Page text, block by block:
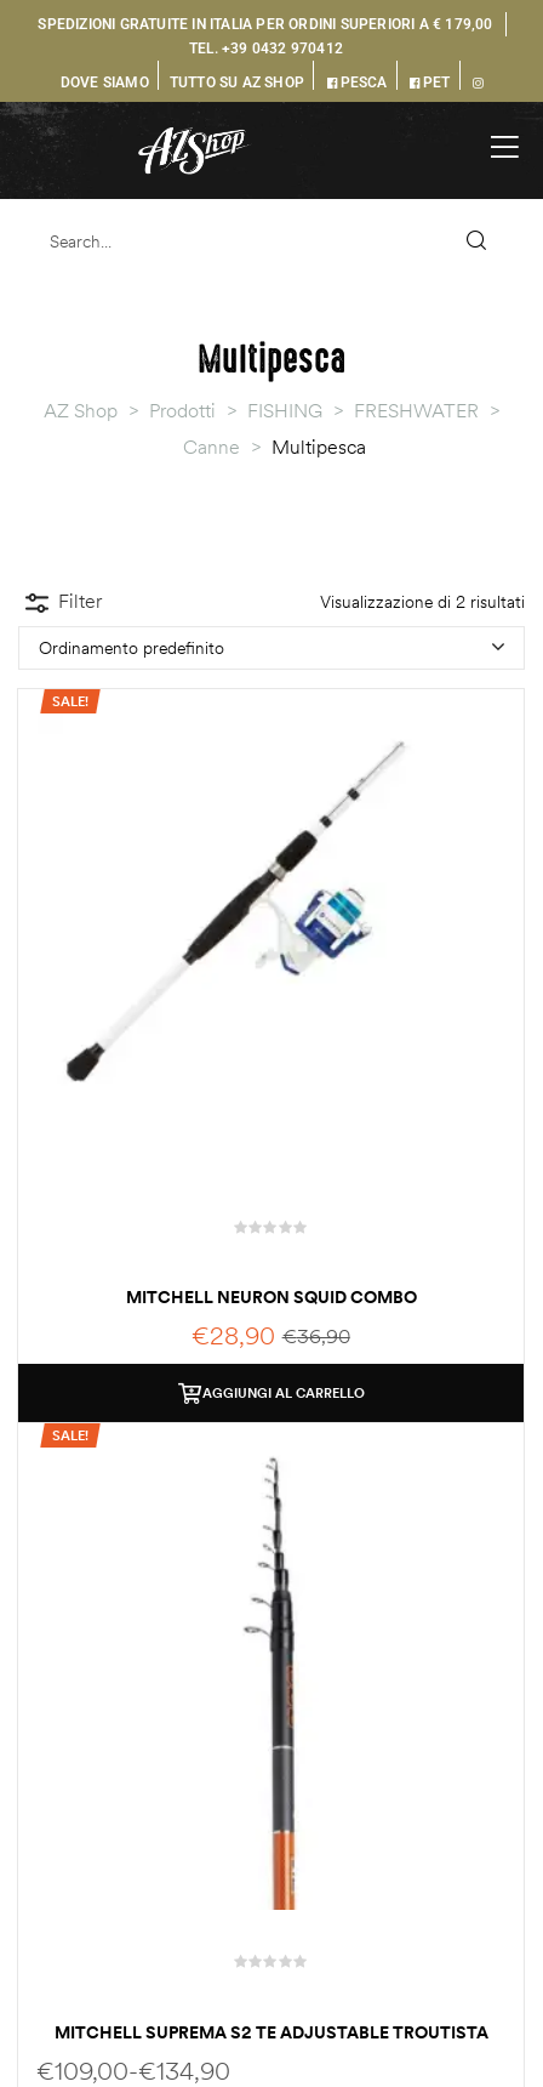
SPEDIZIONI GRATUITE IN ITALIA PER ORDINI SUPERIORI A € 179,00
TEL. +39 0432 970412
DOVE SIAMO
TUTTO SU AZ SHOP PESCA PET
Multipesca
AZ Shop > Prodotti > FISHING > FRESHWATER >
Canne > Multipesca
Filter Visualizzazione di 2 risultati
Ordinamento predefinito
SALE!
MITCHELL NEURON SQUID COMBO
€36,90
€28,90
AGGIUNGI AL CARRELLO
SALE!
MITCHELL SUPREMA S2 TE ADJUSTABLE TROUTISTA
€109,00-€134,90